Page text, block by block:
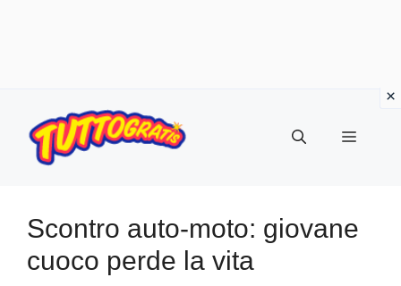
contenuto
Menu
Scontro auto-moto: giovane
cuoco perde la vita